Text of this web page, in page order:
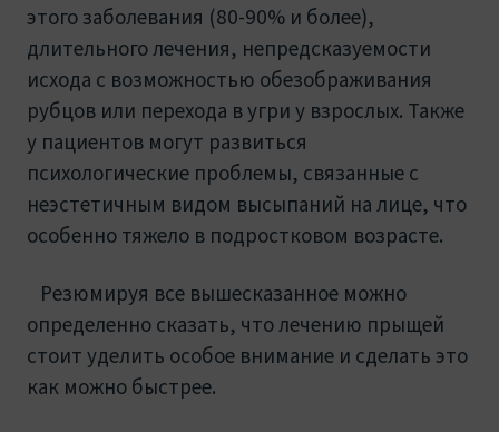
этого заболевания (80-90% и более),
длительного лечения, непредсказуемости
исхода с возможностью обезображивания
рубцов или перехода в угри у взрослых. Также
у пациентов могут развиться
психологические проблемы, связанные с
неэстетичным видом высыпаний на лице, что
особенно тяжело в подростковом возрасте.
Резюмируя все вышесказанное можно
определенно сказать, что лечению прыщей
стоит уделить особое внимание и сделать это
как можно быстрее.